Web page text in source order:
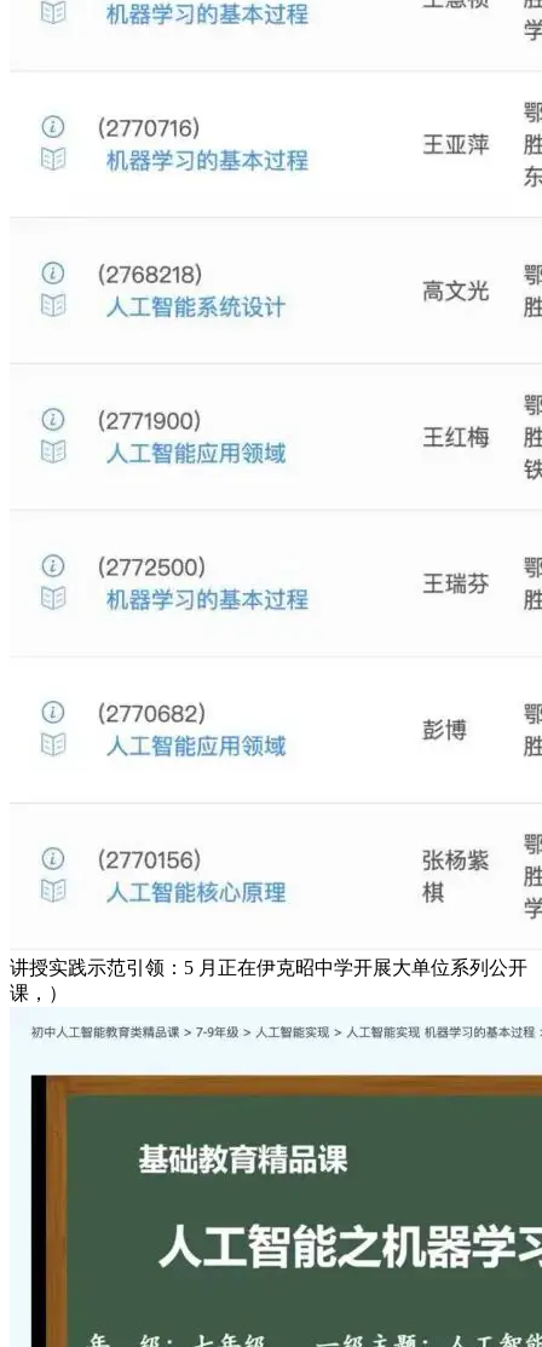
讲授实践示范引领：5 月正在伊克昭中学开展大单位系列公开
课，）